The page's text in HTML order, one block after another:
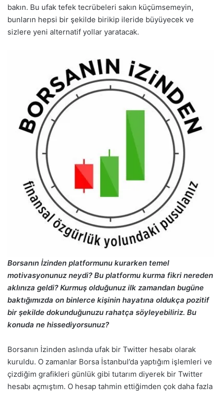
bakın. Bu ufak tefek tecrübeleri sakın küçümsemeyin,
bunların hepsi bir şekilde birikip ileride büyüyecek ve
sizlere yeni alternatif yollar yaratacak.
Borsanın İzinden platformunu kurarken temel
motivasyonunuz neydi? Bu platformu kurma fikri nereden
aklınıza geldi? Kurmuş olduğunuz ilk zamandan bugüne
baktığımızda on binlerce kişinin hayatına oldukça pozitif
bir şekilde dokunduğunuzu rahatça söyleyebiliriz. Bu
konuda ne hissediyorsunuz?
Borsanın İzinden aslında ufak bir Twitter hesabı olarak
kuruldu. O zamanlar Borsa İstanbul’da yaptığım işlemleri ve
çizdiğim grafikleri günlük gibi tutarım diyerek bir Twitter
hesabı açmıştım. O hesap tahmin ettiğimden çok daha fazla